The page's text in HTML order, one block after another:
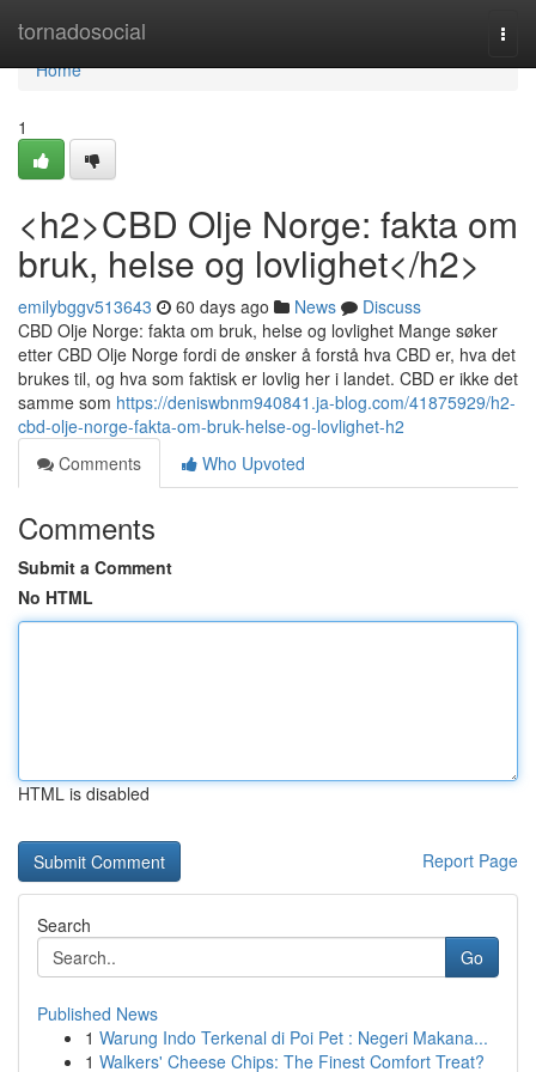
tornadosocial
Home
Home
1
<h2>CBD Olje Norge: fakta om
bruk, helse og lovlighet</h2>
emilybggv513643 60 days ago News
Discuss
CBD Olje Norge: fakta om bruk, helse og lovlighet Mange søker
etter CBD Olje Norge fordi de ønsker å forstå hva CBD er, hva det
brukes til, og hva som faktisk er lovlig her i landet. CBD er ikke det
samme som https://deniswbnm940841.ja-blog.com/41875929/h2-
cbd-olje-norge-fakta-om-bruk-helse-og-lovlighet-h2
Comments
Who Upvoted
Comments
Submit a Comment
No HTML
HTML is disabled
Report Page
Search
Go
Published News
1 Warung Indo Terkenal di Poi Pet : Negeri Makana...
1 Walkers' Cheese Chips: The Finest Comfort Treat?